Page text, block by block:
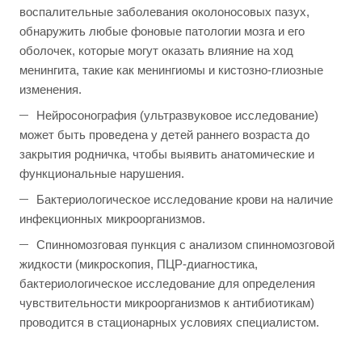
воспалительные заболевания околоносовых пазух,
обнаружить любые фоновые патологии мозга и его
оболочек, которые могут оказать влияние на ход
менингита, такие как менингиомы и кистозно-глиозные
изменения.
Нейросонография (ультразвуковое исследование)
может быть проведена у детей раннего возраста до
закрытия родничка, чтобы выявить анатомические и
функциональные нарушения.
Бактериологическое исследование крови на наличие
инфекционных микроорганизмов.
Спинномозговая пункция с анализом спинномозговой
жидкости (микроскопия, ПЦР-диагностика,
бактериологическое исследование для определения
чувствительности микроорганизмов к антибиотикам)
проводится в стационарных условиях специалистом.